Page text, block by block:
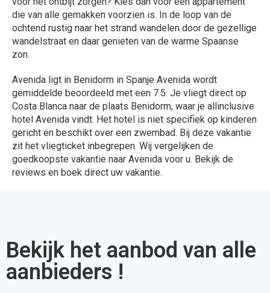
die van alle gemakken voorzien is. In de loop van de
ochtend rustig naar het strand wandelen door de gezellige
wandelstraat en daar genieten van de warme Spaanse
zon.
Avenida ligt in Benidorm in Spanje Avenida wordt
gemiddelde beoordeeld met een 7.5. Je vliegt direct op
Costa Blanca naar de plaats Benidorm, waar je allinclusive
hotel Avenida vindt. Het hotel is niet specifiek op kinderen
gericht en beschikt over een zwembad. Bij deze vakantie
zit het vliegticket inbegrepen. Wij vergelijken de
goedkoopste vakantie naar Avenida voor u. Bekijk de
reviews en boek direct uw vakantie.
Bekijk het aanbod van alle
aanbieders !